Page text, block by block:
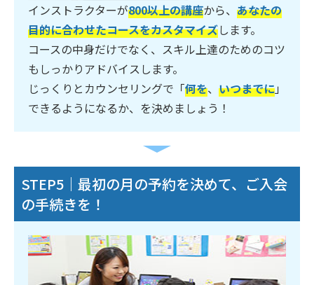
インストラクターが800以上の講座から、 あなたの
目的に合わせたコースをカスタマイズします。
コースの中身だけでなく、スキル上達のためのコツ
もしっかりアドバイスします。
じっくりとカウンセリングで「何を、 いつまでに」
できるようになるか、を決めましょう！
STEP5｜最初の月の予約を決めて、ご入会
の手続きを！